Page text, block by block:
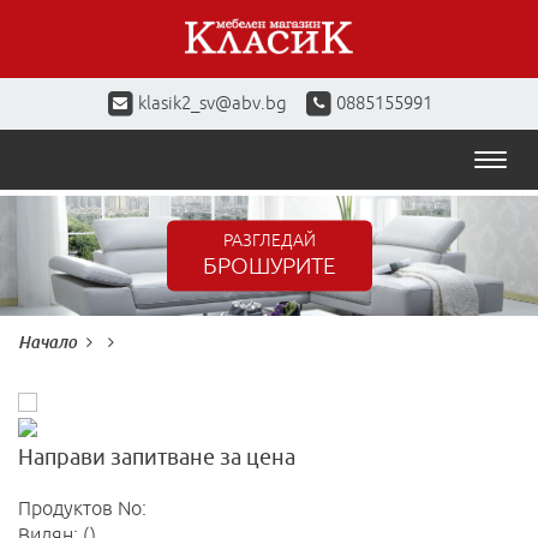
klasik2_sv@abv.bg 0885155991
РАЗГЛЕДАЙ
БРОШУРИТЕ
Начало
Направи запитване за цена
Продуктов No: